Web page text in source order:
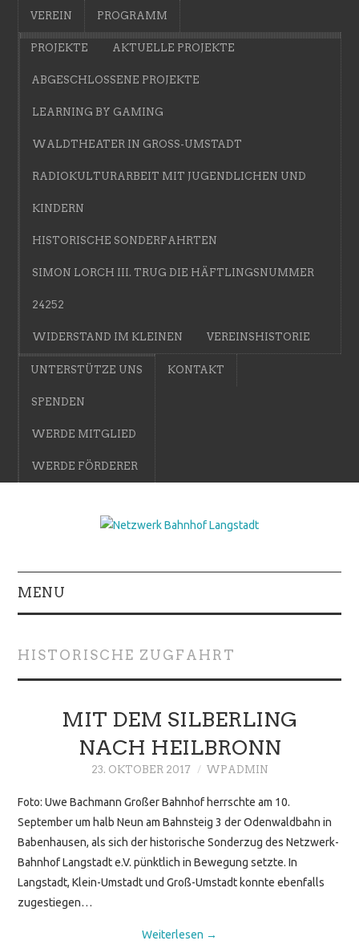
VEREIN PROGRAMM
PROJEKTE AKTUELLE PROJEKTE
ABGESCHLOSSENE PROJEKTE
LEARNING BY GAMING
WALDTHEATER IN GROSS-UMSTADT
RADIOKULTURARBEIT MIT JUGENDLICHEN UND
KINDERN
HISTORISCHE SONDERFAHRTEN
SIMON LORCH III. TRUG DIE HÄFTLINGSNUMMER
24252
WIDERSTAND IM KLEINEN VEREINSHISTORIE
UNTERSTÜTZE UNS
SPENDEN
WERDE MITGLIED
WERDE FÖRDERER
KONTAKT
MENU
HISTORISCHE ZUGFAHRT
MIT DEM SILBERLING
NACH HEILBRONN
23. OKTOBER 2017 WPADMIN
Foto: Uwe Bachmann Großer Bahnhof herrschte am 10.
September um halb Neun am Bahnsteig 3 der Odenwaldbahn in
Babenhausen, als sich der historische Sonderzug des Netzwerk-
Bahnhof Langstadt e.V. pünktlich in Bewegung setzte. In
Langstadt, Klein-Umstadt und Groß-Umstadt konnte ebenfalls
zugestiegen…
Weiterlesen →